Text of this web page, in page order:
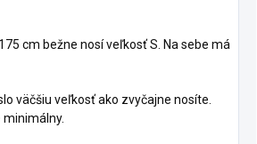
cm bežne nosí veľkosť S. Na sebe má
väčšiu veľkosť ako zvyčajne nosíte.
minimálny.